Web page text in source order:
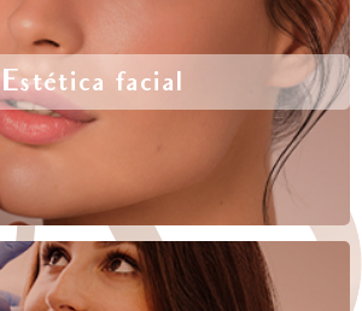
Estética facial